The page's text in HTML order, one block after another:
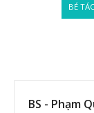
BÉ
BS - Phạm